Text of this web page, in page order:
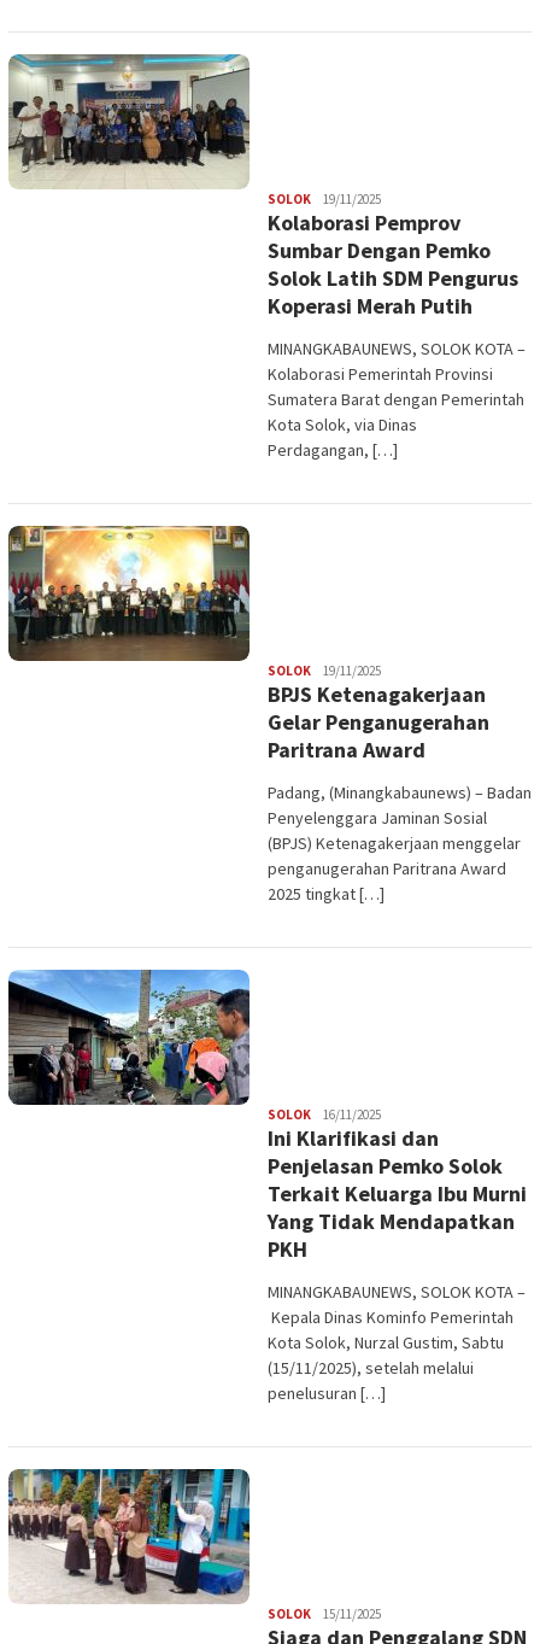
SOLOKRedaksi
19/11/2025
Kolaborasi Pemprov
Sumbar Dengan Pemko
Solok Latih SDM Pengurus
Koperasi Merah Putih
MINANGKABAUNEWS, SOLOK KOTA –
Kolaborasi Pemerintah Provinsi
Sumatera Barat dengan Pemerintah
Kota Solok, via Dinas
Perdagangan, […]
SOLOKRedaksi
19/11/2025
BPJS Ketenagakerjaan
Gelar Penganugerahan
Paritrana Award
Padang, (Minangkabaunews) – Badan
Penyelenggara Jaminan Sosial
(BPJS) Ketenagakerjaan menggelar
penganugerahan Paritrana Award
2025 tingkat […]
SOLOKRedaksi
16/11/2025
Ini Klarifikasi dan
Penjelasan Pemko Solok
Terkait Keluarga Ibu Murni
Yang Tidak Mendapatkan
PKH
MINANGKABAUNEWS, SOLOK KOTA –
Kepala Dinas Kominfo Pemerintah
Kota Solok, Nurzal Gustim, Sabtu
(15/11/2025), setelah melalui
penelusuran […]
SOLOKRedaksi
15/11/2025
Siaga dan Penggalang SDN